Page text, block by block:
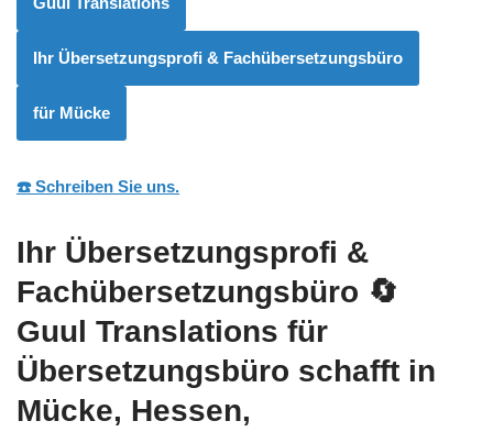
Ihr Übersetzungsprofi & Fachübersetzungsbüro
für Mücke
☎️ Schreiben Sie uns.
Ihr Übersetzungsprofi &
Fachübersetzungsbüro 🔄
Guul Translations für
Übersetzungsbüro schafft in
Mücke, Hessen,